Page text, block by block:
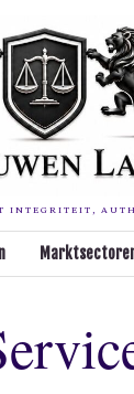
INTEGRITEIT,